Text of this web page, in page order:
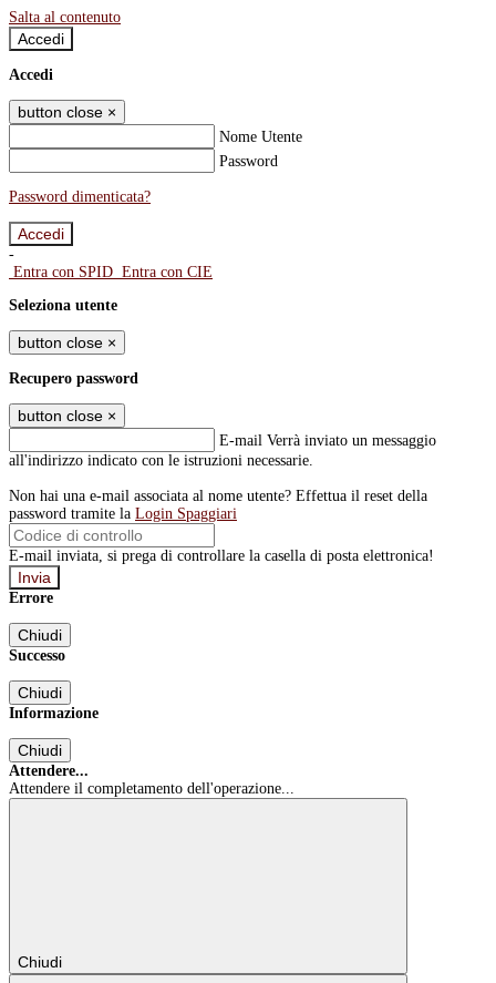
Salta al contenuto
Accedi
Accedi
button close ×
Nome Utente
Password
Password dimenticata?
-
Entra con SPID Entra con CIE
Seleziona utente
button close ×
Recupero password
button close ×
E-mail Verrà inviato un messaggio
all'indirizzo indicato con le istruzioni necessarie.
Non hai una e-mail associata al nome utente? Effettua il reset della
password tramite la Login Spaggiari
E-mail inviata, si prega di controllare la casella di posta elettronica!
Errore
Chiudi
Successo
Chiudi
Informazione
Chiudi
Attendere...
Attendere il completamento dell'operazione...
Chiudi